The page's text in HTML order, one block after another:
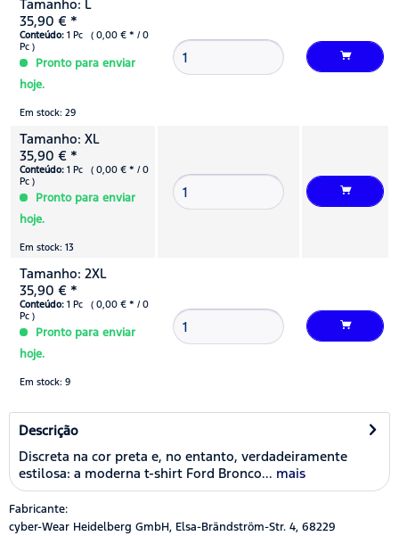
Tamanho: L
35,90 € *
Conteúdo: 1 Pc ( 0,00 € * / 0
Pc )
Pronto para enviar
hoje.
Em stock: 29
Tamanho: XL
35,90 € *
Conteúdo: 1 Pc ( 0,00 € * / 0
Pc )
Pronto para enviar
hoje.
Em stock: 13
Tamanho: 2XL
35,90 € *
Conteúdo: 1 Pc ( 0,00 € * / 0
Pc )
Pronto para enviar
hoje.
Em stock: 9
Descrição
Discreta na cor preta e, no entanto, verdadeiramente
estilosa: a moderna t-shirt Ford Bronco... mais
Fabricante:
cyber-Wear Heidelberg GmbH, Elsa-Brändström-Str. 4, 68229